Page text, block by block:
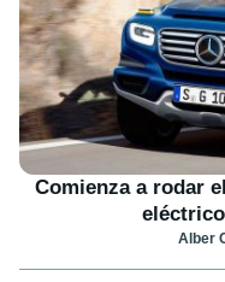
Comienza a rodar
Alber